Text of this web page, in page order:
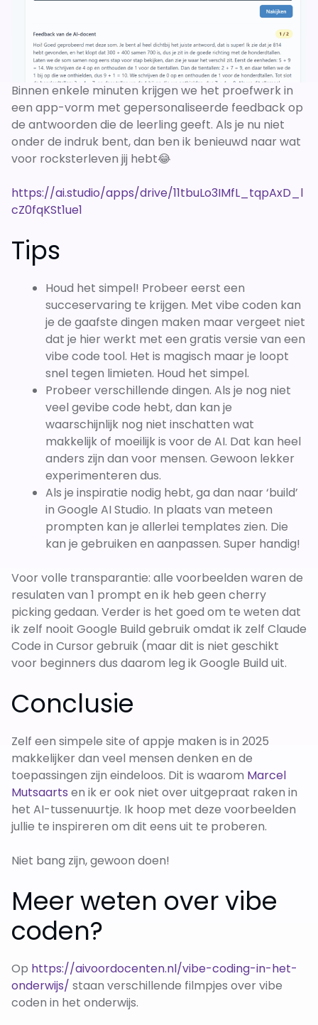
Binnen enkele minuten krijgen we het proefwerk in
een app-vorm met gepersonaliseerde feedback op
de antwoorden die de leerling geeft. Als je nu niet
onder de indruk bent, dan ben ik benieuwd naar wat
voor rocksterleven jij hebt😂
https://ai.studio/apps/drive/11tbuLo3IMfL_tqpAxD_l
cZ0fqKSt1ue1
Tips
Houd het simpel! Probeer eerst een
succeservaring te krijgen. Met vibe coden kan
je de gaafste dingen maken maar vergeet niet
dat je hier werkt met een gratis versie van een
vibe code tool. Het is magisch maar je loopt
snel tegen limieten. Houd het simpel.
Probeer verschillende dingen. Als je nog niet
veel gevibe code hebt, dan kan je
waarschijnlijk nog niet inschatten wat
makkelijk of moeilijk is voor de AI. Dat kan heel
anders zijn dan voor mensen. Gewoon lekker
experimenteren dus.
Als je inspiratie nodig hebt, ga dan naar ‘build’
in Google AI Studio. In plaats van meteen
prompten kan je allerlei templates zien. Die
kan je gebruiken en aanpassen. Super handig!
Voor volle transparantie: alle voorbeelden waren de
resulaten van 1 prompt en ik heb geen cherry
picking gedaan. Verder is het goed om te weten dat
ik zelf nooit Google Build gebruik omdat ik zelf Claude
Code in Cursor gebruik (maar dit is niet geschikt
voor beginners dus daarom leg ik Google Build uit.
Conclusie
Zelf een simpele site of appje maken is in 2025
makkelijker dan veel mensen denken en de
toepassingen zijn eindeloos. Dit is waarom Marcel
Mutsaarts en ik er ook niet over uitgepraat raken in
het AI-tussenuurtje. Ik hoop met deze voorbeelden
jullie te inspireren om dit eens uit te proberen.
Niet bang zijn, gewoon doen!
Meer weten over vibe
coden?
Op https://aivoordocenten.nl/vibe-coding-in-het-
onderwijs/ staan verschillende filmpjes over vibe
coden in het onderwijs.